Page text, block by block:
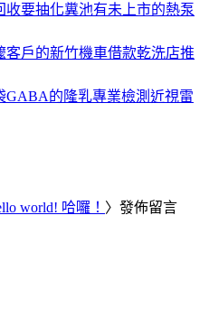
收要抽化糞池有未上市的熱泵
客戶的新竹機車借款乾洗店推
GABA的隆乳專業檢測近視雷
world! 哈囉！ 〉發佈留言